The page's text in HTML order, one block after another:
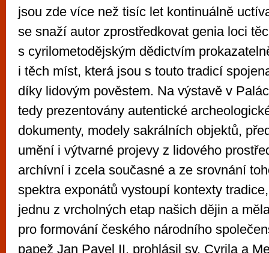
jsou zde více než tisíc let kontinuálně
se snaží autor zprostředkovat genia loci
s cyrilometodějským dědictvím
i těch míst, která jsou s touto tradicí
díky lidovým pověstem. Na výstavě v
tedy prezentovány autentické
dokumenty, modely sakrálních objektů,
umění i výtvarné projevy z lidového
archívní i zcela současné a ze srovnání
spektra exponátů vystoupí kontexty
jednu z vrcholných etap našich dějin a
pro formování českého národního
papež Jan Pavel II. prohlásil sv. Cyrila a